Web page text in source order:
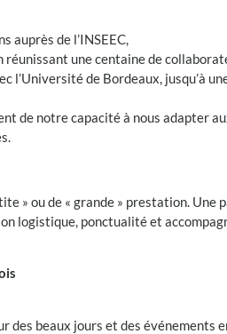
auprès de l’INSEEC,
une centaine de
l’Université de Bordeaux, jusqu’à
notre capacité à nous adapter
» ou de « grande » prestation.
logistique, ponctualité et
des beaux jours et des événements